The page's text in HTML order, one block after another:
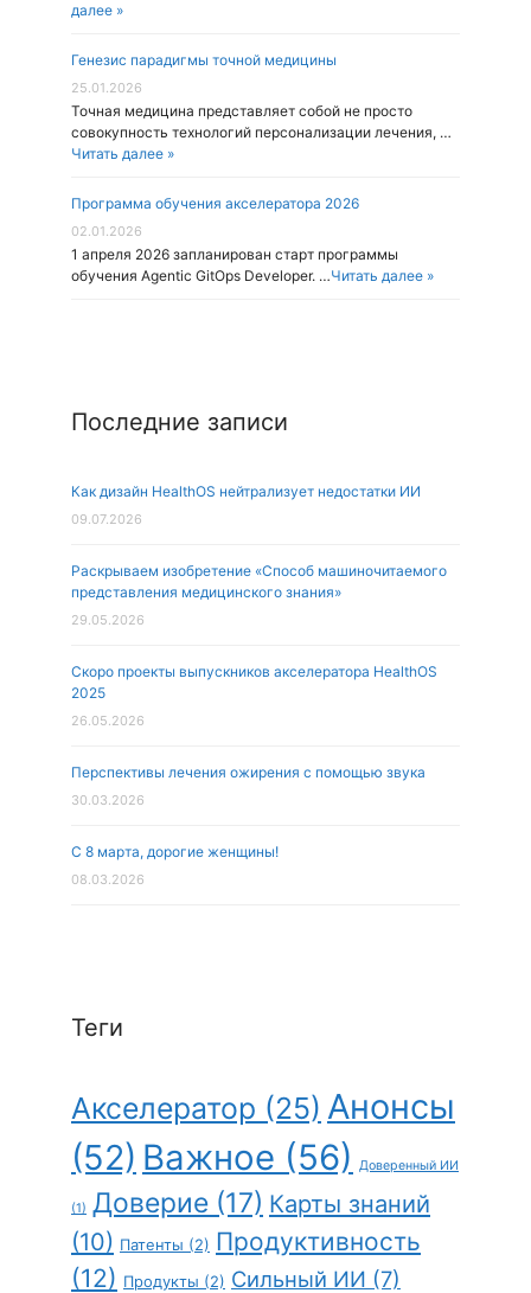
далее »
Генезис парадигмы точной медицины
25.01.2026
Точная медицина представляет собой не просто
совокупность технологий персонализации лечения, …
Читать далее »
Программа обучения акселератора 2026
02.01.2026
1 апреля 2026 запланирован старт программы
обучения Agentic GitOps Developer. …Читать далее »
Последние записи
Как дизайн HealthOS нейтрализует недостатки ИИ
09.07.2026
Раскрываем изобретение «Способ машиночитаемого
представления медицинского знания»
29.05.2026
Скоро проекты выпускников акселератора HealthOS
2025
26.05.2026
Перспективы лечения ожирения с помощью звука
30.03.2026
С 8 марта, дорогие женщины!
08.03.2026
Теги
Акселератор (25) Анонсы
(52) Важное (56) Доверенный ИИ
(1) Доверие (17) Карты знаний
(10) Патенты (2) Продуктивность
(12) Продукты (2) Сильный ИИ (7)